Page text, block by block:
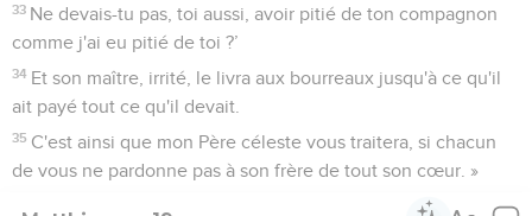
33 Ne devais-tu pas, toi aussi, avoir pitié de ton compagnon
comme j'ai eu pitié de toi ?’
34 Et son maître, irrité, le livra aux bourreaux jusqu'à ce qu'il
ait payé tout ce qu'il devait.
35 C'est ainsi que mon Père céleste vous traitera, si chacun
de vous ne pardonne pas à son frère de tout son cœur. »